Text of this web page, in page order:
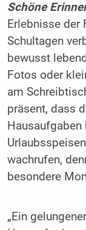
Schöne
Erlebnisse der
Schultagen
bewusst
Fotos oder
am
präsent, dass
wachrufen,
besondere
„Ein